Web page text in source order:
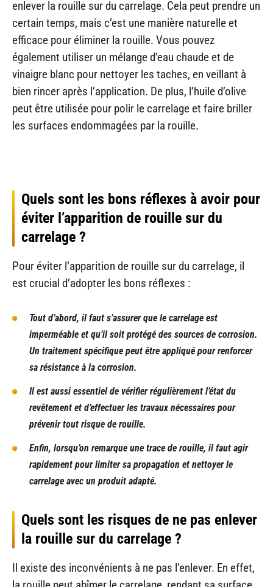
enlever la rouille sur du carrelage. Cela peut prendre un
certain temps, mais c’est une manière naturelle et
efficace pour éliminer la rouille. Vous pouvez
également utiliser un mélange d’eau chaude et de
vinaigre blanc pour nettoyer les taches, en veillant à
bien rincer après l’application. De plus, l’huile d’olive
peut être utilisée pour polir le carrelage et faire briller
les surfaces endommagées par la rouille.
Quels sont les bons réflexes à avoir pour
éviter l’apparition de rouille sur du
carrelage ?
Pour éviter l’apparition de rouille sur du carrelage, il
est crucial d’adopter les bons réflexes :
Tout d’abord, il faut s’assurer que le carrelage est
imperméable et qu’il soit protégé des sources de corrosion.
Un traitement spécifique peut être appliqué pour renforcer
sa résistance à la corrosion.
Il est aussi essentiel de vérifier régulièrement l’état du
revêtement et d’effectuer les travaux nécessaires pour
prévenir tout risque de rouille.
Enfin, lorsqu’on remarque une trace de rouille, il faut agir
rapidement pour limiter sa propagation et nettoyer le
carrelage avec un produit adapté.
Quels sont les risques de ne pas enlever
la rouille sur du carrelage ?
Il existe des inconvénients à ne pas l’enlever. En effet,